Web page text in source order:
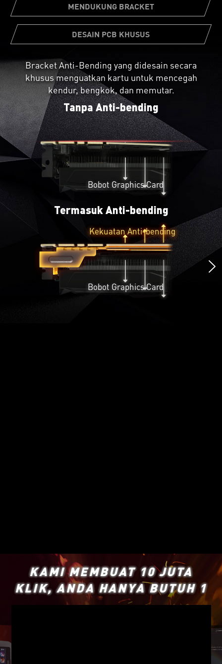
MENDUKUNG BRACKET
DESAIN PCB KHUSUS
Bracket Anti-Bending yang didesain secara
khusus menguatkan kartu untuk mencegah
kendur, bengkok, dan memutar.
Tanpa Anti-bending
Bobot Graphics Card
Termasuk Anti-bending
Bobot Graphics Card
Kekuatan Anti-bending
Bundled support bracket dapat dipasang
ke casing PC Anda untuk tambahan daya
graphics card Anda.
Pasang support bracket step by step
dengan kami.
Tidak semua sirkuit motherboard dibuat sama.
Desain PCB custom memberikan daya sirkuit yang
kuat sehingga dapat diandalkan untuk mendorong
kapabilitas kartu grafis sampai batasnya.
KAMI MEMBUAT 10 JUTA
KLIK, ANDA HANYA BUTUH 1